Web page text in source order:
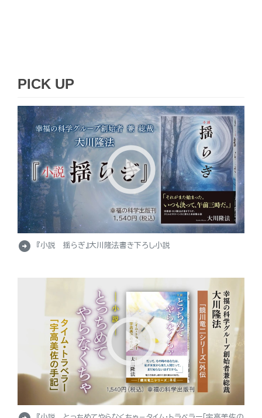
PICK UP
arrow_circle_right 『小説 揺らぎ』大川隆法書き下ろし小説